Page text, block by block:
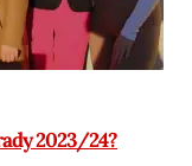
2023/24?